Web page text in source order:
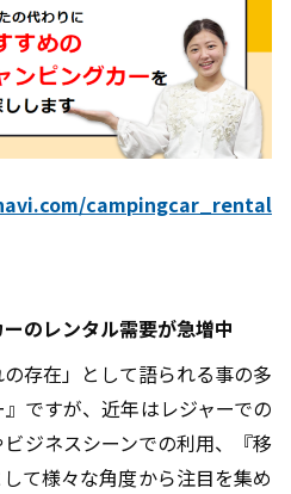
campingcar_rental
のレンタル需要が急増中
存在」として語られる事の多
ですが、近年はレジャーでの
ジネスシーンでの利用、『移
て様々な角度から注目を集め